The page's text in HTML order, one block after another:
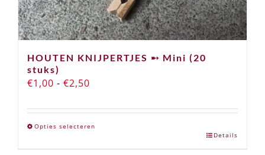
HOUTEN KNIJPERTJES ➸ Mini (20
stuks)
€1,00 - €2,50
tot
€2,50
Opties selecteren
Details